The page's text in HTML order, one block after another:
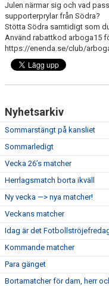
OM KLUBBEN
ASIF RIKTLINJER
STYRELSEN
KONTAKT
SPONSORER
BILDGALLERI
VÅRA LAG
MATCHER
Julen närmar sig och vad
supporterprylar från Södra?
Stötta Södra samtidigt som
Använd rabattkod arboga15
https://enenda.se/club/
Nyhetsarkiv
Sommarstängt på kansliet
Sommarledigt
Vecka 26’s matcher
Herrlagsmatch borta ikväll
Ny vecka —> nya matcher!
Veckans matcher
Idag är det
Kommande matcher
Para gänget
Bortamatcher för dam, herr